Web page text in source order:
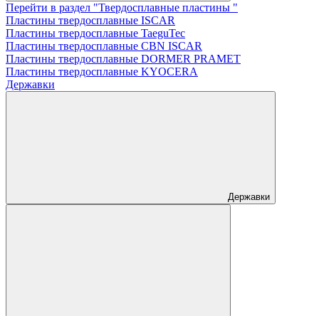
Перейти в раздел "Твердосплавные пластины "
Пластины твердосплавные ISCAR
Пластины твердосплавные TaeguTec
Пластины твердосплавные CBN ISCAR
Пластины твердосплавные DORMER PRAMET
Пластины твердосплавные KYOCERA
Державки
Державки